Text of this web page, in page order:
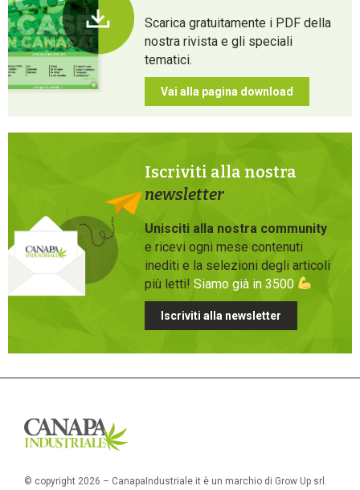
Scarica gratuitamente i PDF della
nostra rivista e gli speciali
tematici.
Vai alla pagina download
Iscriviti alla nostra
newsletter
Unisciti alla nostra community
e ricevi ogni mese contenuti
inediti e la selezioni degli articoli
più letti! Siamo già in 3500
Iscriviti alla newsletter
© copyright 2026 – CanapaIndustriale.it è un marchio di Grow Up srl.